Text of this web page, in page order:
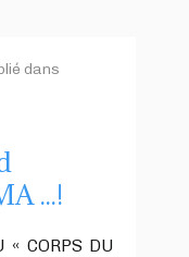
dans
...!
« CORPS DU